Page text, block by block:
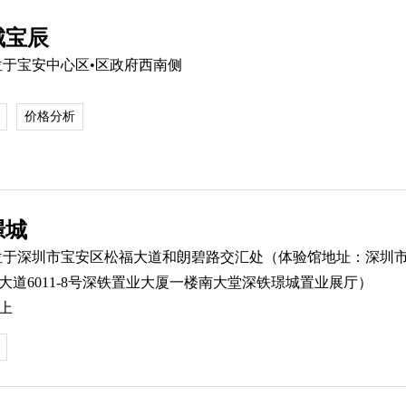
宝辰
宝安中心区•区政府西南侧
价格分析
城
深圳市宝安区松福大道和朗碧路交汇处（体验馆地址：深圳
道6011-8号深铁置业大厦一楼南大堂深铁璟城置业展厅）